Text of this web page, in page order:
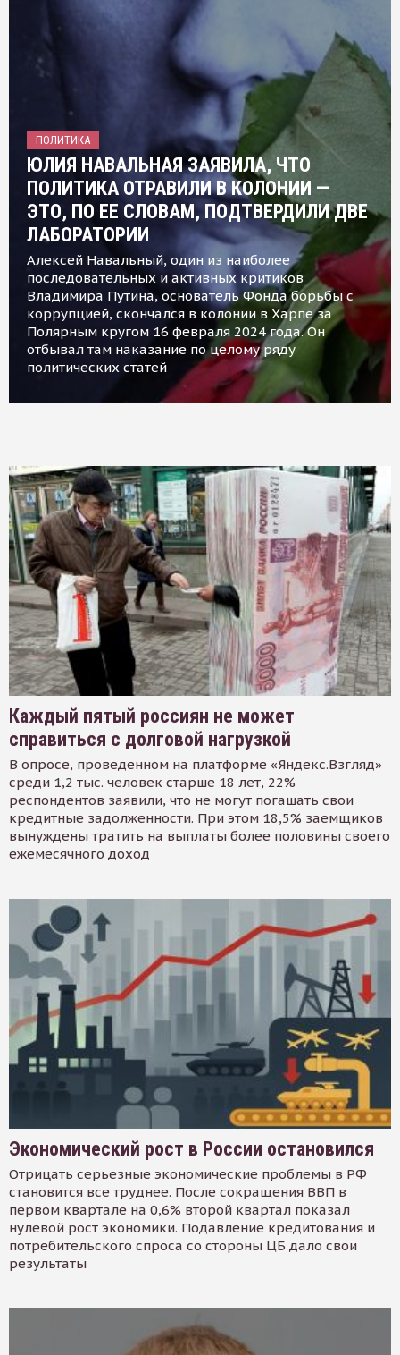
ПОЛИТИКА
ЮЛИЯ НАВАЛЬНАЯ ЗАЯВИЛА, ЧТО
ПОЛИТИКА ОТРАВИЛИ В КОЛОНИИ —
ЭТО, ПО ЕЕ СЛОВАМ, ПОДТВЕРДИЛИ ДВЕ
ЛАБОРАТОРИИ
Алексей Навальный, один из наиболее
последовательных и активных критиков
Владимира Путина, основатель Фонда борьбы с
коррупцией, скончался в колонии в Харпе за
Полярным кругом 16 февраля 2024 года. Он
отбывал там наказание по целому ряду
политических статей
Каждый пятый россиян не может
справиться с долговой нагрузкой
В опросе, проведенном на платформе «Яндекс.Взгляд»
среди 1,2 тыс. человек старше 18 лет, 22%
респондентов заявили, что не могут погашать свои
кредитные задолженности. При этом 18,5% заемщиков
вынуждены тратить на выплаты более половины своего
ежемесячного доход
Экономический рост в России остановился
Отрицать серьезные экономические проблемы в РФ
становится все труднее. После сокращения ВВП в
первом квартале на 0,6% второй квартал показал
нулевой рост экономики. Подавление кредитования и
потребительского спроса со стороны ЦБ дало свои
результаты